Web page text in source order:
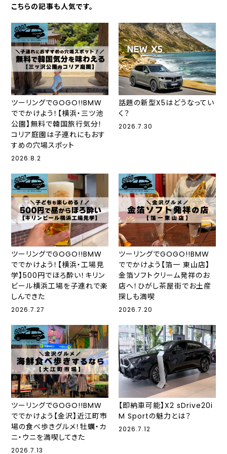
こちらの記事も人気です。
ツーリングでGOGO!!BMW
ででかけよう！【横浜・三ツ池
公園】無料で韓国旅行気分！
コリア庭園は子連れにもおす
すめの穴場スポット
2026.8.2
話題の新型X5はどうなってい
く？
2026.7.30
ツーリングでGOGO!!BMW
ででかけよう！【横浜・工場見
学】500円でほろ酔い！キリン
ビール横浜工場を子連れで楽
しんできた
2026.7.27
ツーリングでGOGO!!BMW
ででかけよう【箔一 東山店】
金箔ソフトクリーム発祥のお
店へ！ひがし茶屋街でお土産
探しも満喫
2026.7.20
ツーリングでGOGO!!BMW
ででかけよう【金沢】近江町市
場の食べ歩きグルメ！牡蠣・カ
ニ・ウニを満喫してきた
2026.7.13
【即納車可能】X2 sDrive20i
M Sportの魅力とは？
2026.7.12